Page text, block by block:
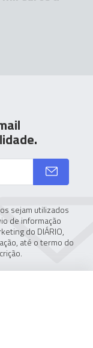
sejam utilizados
de informação
do DIÁRIO,
até o termo do